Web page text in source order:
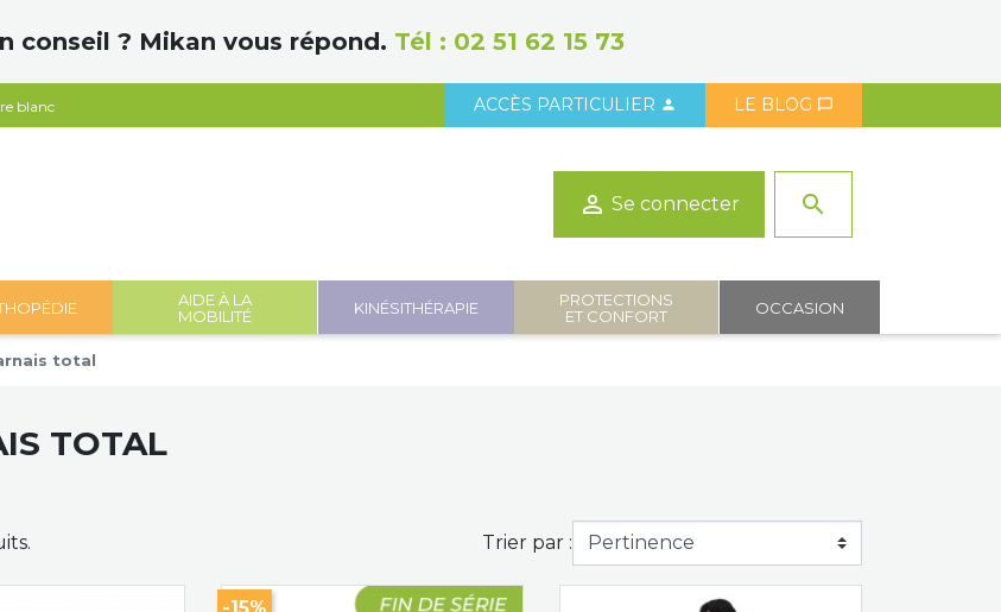
conseil ? Mikan vous répond. Tél : 02 51 62 15 73
blanc ACCÈS PARTICULIER  LE BLOG 
 Se connecter search
AIDE À LA
MOBILITÉ
KINÉSITHÉRAPIE
PROTECTIONS
ET CONFORT
OCCASION
total
TOTAL
Trier par :